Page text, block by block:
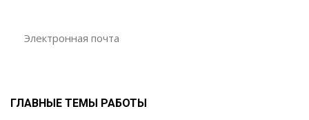
ГЛАВНЫЕ ТЕМЫ РАБОТЫ